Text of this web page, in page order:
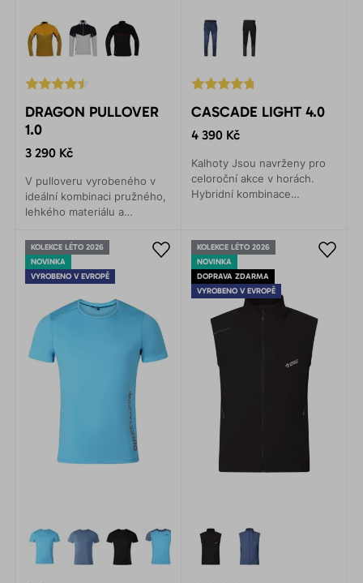
DRAGON PULLOVER
1.0
3 290 Kč
V pulloveru vyrobeného v
ideální kombinaci pružného,
lehkého materiálu a
vám bude příjemně teplo
bez pocitu pocení.
CASCADE LIGHT 4.0
4 390 Kč
Kalhoty Jsou navrženy pro
celoroční akce v horách.
Hybridní kombinace
komfort.
KOLEKCE LÉTO 2026
NOVINKA
VYROBENO V EVROPĚ
KOLEKCE LÉTO 2026
NOVINKA
DOPRAVA ZDARMA
VYROBENO V EVROPĚ